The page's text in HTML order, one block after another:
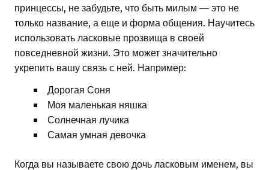
принцессы, не забудьте, что быть милым — это не
только название, а еще и форма общения. Научитесь
использовать ласковые прозвища в своей
повседневной жизни. Это может значительно
укрепить вашу связь с ней. Например:
Дорогая Соня
Моя маленькая няшка
Солнечная лучика
Самая умная девочка
Когда вы называете свою дочь ласковым именем, вы